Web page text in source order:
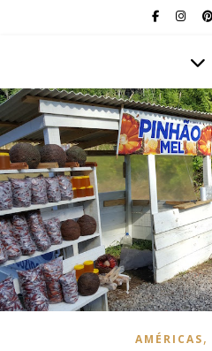
AMÉRICAS,